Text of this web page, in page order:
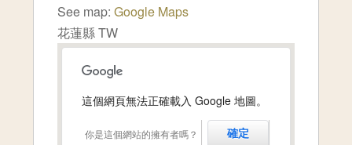
See map:Google Maps
花蓮縣 TW
這個網頁無法正確載入 Google 地圖。
你是這個網站的擁有者嗎？ 確定